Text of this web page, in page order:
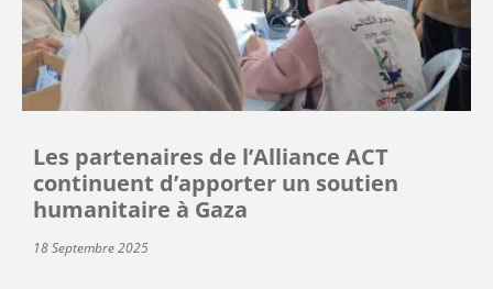
Les partenaires de l’Alliance ACT
continuent d’apporter un soutien
humanitaire à Gaza
18 Septembre 2025